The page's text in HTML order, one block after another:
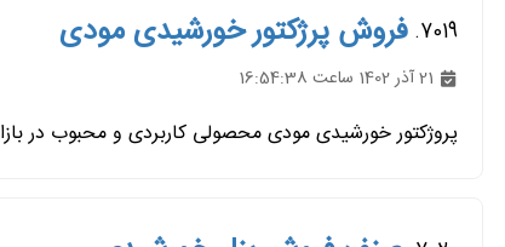
7019. فروش پرژکتور خورشیدی مودی
پروژکتور خورشیدی مودی محصولی کاربردی و محبوب در